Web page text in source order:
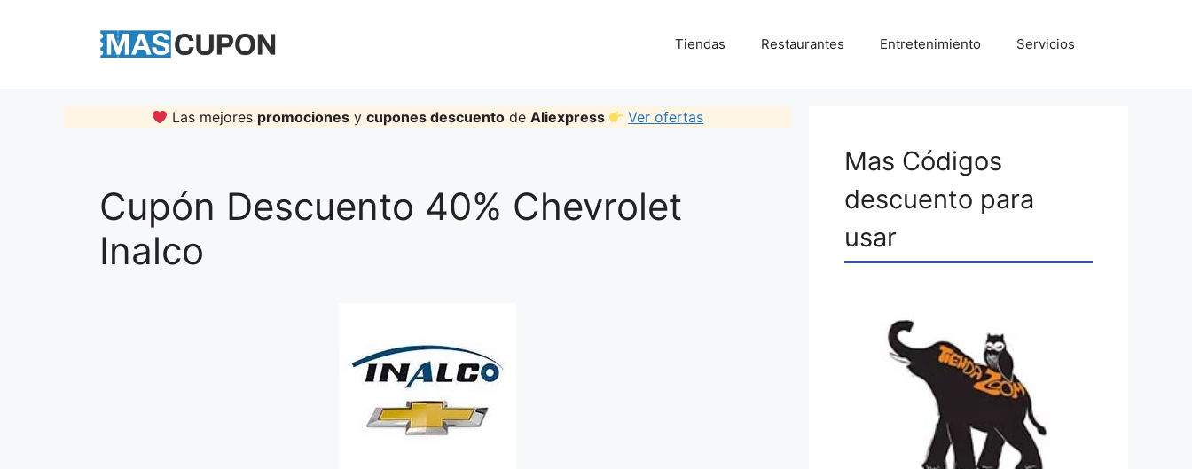
Tiendas Restaurantes Entretenimiento Servicios
Las mejores promociones y cupones descuento de Aliexpress Ver ofertas
Cupón Descuento 40% Chevrolet
Inalco
Mas Códigos
descuento para
usar